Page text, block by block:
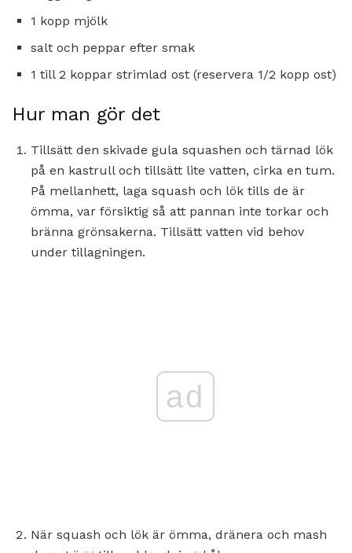
1 kopp mjölk
salt och peppar efter smak
1 till 2 koppar strimlad ost (reservera 1/2 kopp ost)
Hur man gör det
Tillsätt den skivade gula squashen och tärnad lök
på en kastrull och tillsätt lite vatten, cirka en tum.
På mellanhett, laga squash och lök tills de är
ömma, var försiktig så att pannan inte torkar och
bränna grönsakerna. Tillsätt vatten vid behov
under tillagningen.
ad
När squash och lök är ömma, dränera och mash